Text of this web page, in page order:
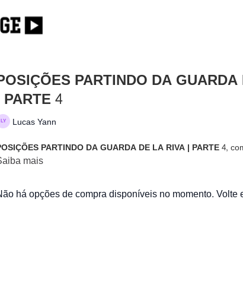
PARTINDO DA
4
Lucas Yann
PARTINDO DA GUARDA DE LA RIVA | PARTE 4,
mais
há opções de compra disponíveis no momento. Volte